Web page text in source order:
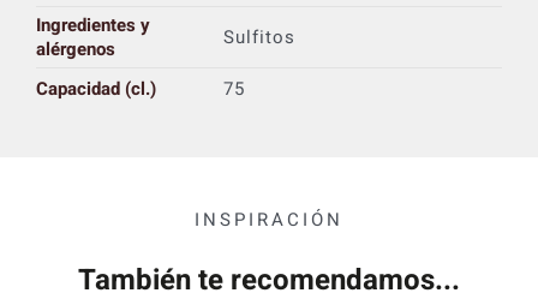
Ingredientes y
alérgenos
Sulfitos
Capacidad (cl.)
75
INSPIRACIÓN
También te recomendamos...